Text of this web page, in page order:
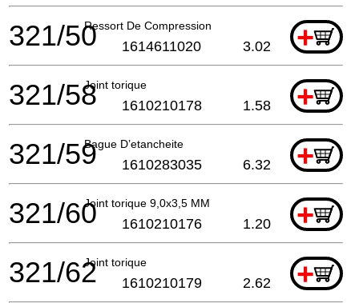
Ressort De Compression +
321/50 1614611020 3.02
Joint torique +
321/58 1610210178 1.58
Bague D’etancheite +
321/59 1610283035 6.32
Joint torique 9,0x3,5 MM +
321/60 1610210176 1.20
Joint torique +
321/62 1610210179 2.62